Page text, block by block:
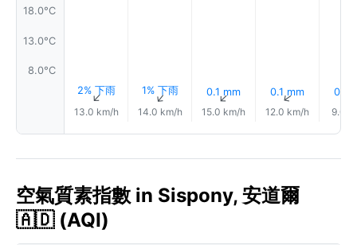
18.0°C
13.0°C
8.0°C
2% 下雨
↑
13.0 km/h
1% 下雨
↑
14.0 km/h
0.1 mm
↑
15.0 km/h
0.1 mm
↑
12.0 km/h
0.1
9.0
空氣質素指數 in Sispony, 安道爾
🇦🇩 (AQI)